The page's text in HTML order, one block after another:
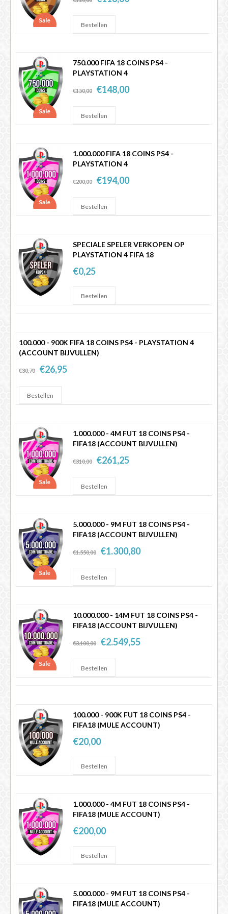
Sale
Sale
750.000 FIFA 18 COINS PS4 -
PLAYSTATION 4
€150,00 €148,00
Sale
1.000.000 FIFA 18 COINS PS4 -
PLAYSTATION 4
€200,00 €194,00
SPECIALE SPELER VERKOPEN OP
PLAYSTATION 4 FIFA 18
€0,25
100.000 - 900K FIFA 18 COINS PS4 - PLAYSTATION 4
(ACCOUNT BIJVULLEN)
€30,70 €26,95
Sale
1.000.000 - 4M FUT 18 COINS PS4 -
FIFA18 (ACCOUNT BIJVULLEN)
€310,00 €261,25
Sale
5.000.000 - 9M FUT 18 COINS PS4 -
FIFA18 (ACCOUNT BIJVULLEN)
€1.550,00 €1.300,80
Sale
10.000.000 - 14M FUT 18 COINS PS4 -
FIFA18 (ACCOUNT BIJVULLEN)
€3.100,00 €2.549,55
100.000 - 900K FUT 18 COINS PS4 -
FIFA18 (MULE ACCOUNT)
€20,00
1.000.000 - 4M FUT 18 COINS PS4 -
FIFA18 (MULE ACCOUNT)
€200,00
5.000.000 - 9M FUT 18 COINS PS4 -
FIFA18 (MULE ACCOUNT)